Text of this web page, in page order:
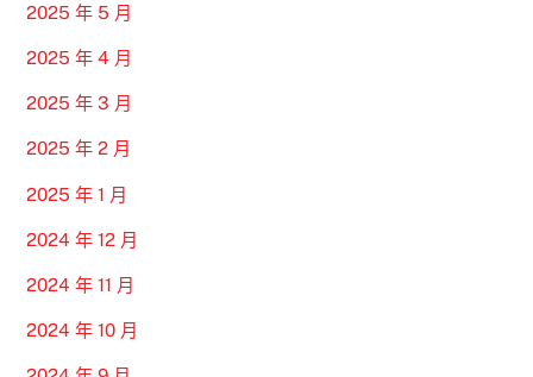
2025 年 5 月
2025 年 4 月
2025 年 3 月
2025 年 2 月
2025 年 1 月
2024 年 12 月
2024 年 11 月
2024 年 10 月